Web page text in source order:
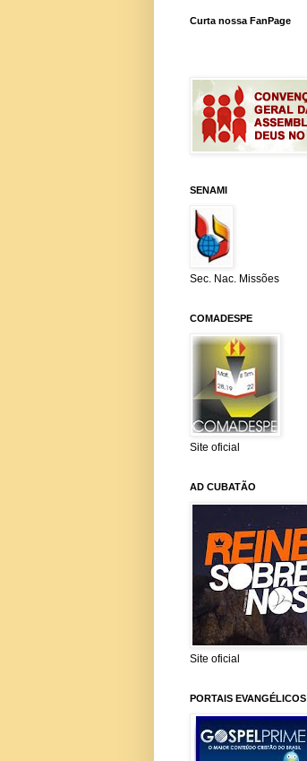
Curta nossa FanPage
SENAMI
Sec. Nac. Missões
COMADESPE
Site oficial
AD CUBATÃO
Site oficial
PORTAIS EVANGÉLICOS